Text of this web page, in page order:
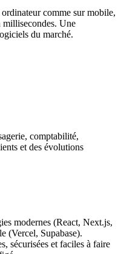
comme sur mobile,
millisecondes. Une
du marché.
comptabilité,
et des évolutions
modernes (React, Next.js,
(Vercel, Supabase).
sécurisées et faciles à faire